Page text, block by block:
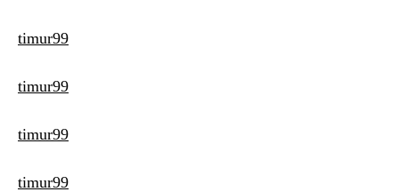
timur99
timur99
timur99
timur99